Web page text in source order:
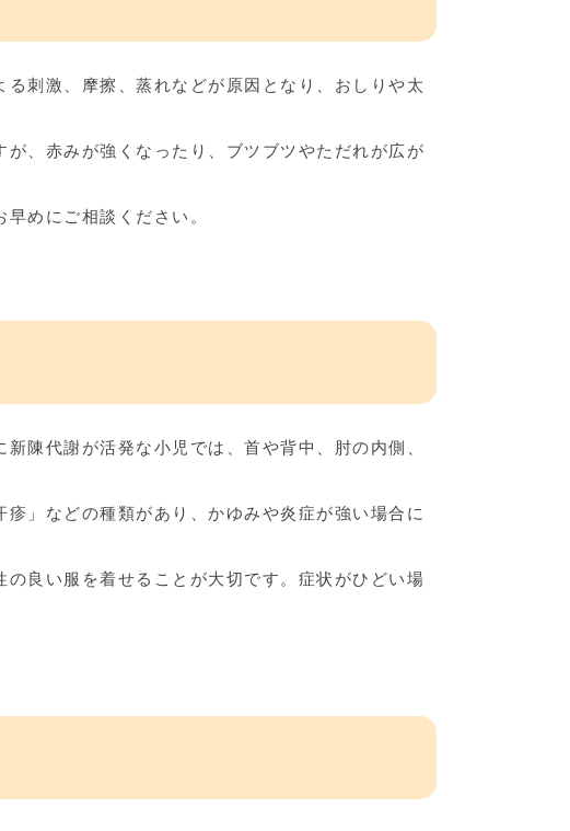
刺激、摩擦、蒸れなどが原因となり、おしりや太
、赤みが強くなったり、ブツブツやただれが広が
めにご相談ください。
陳代謝が活発な小児では、首や背中、肘の内側、
」などの種類があり、かゆみや炎症が強い場合に
良い服を着せることが大切です。症状がひどい場